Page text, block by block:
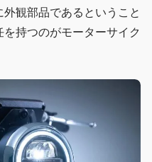
観部品であるということ
持つのがモーターサイク